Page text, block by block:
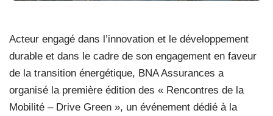
Acteur engagé dans l’innovation et le développement
durable et dans le cadre de son engagement en faveur
de la transition énergétique, BNA Assurances a
organisé la première édition des « Rencontres de la
Mobilité – Drive Green », un événement dédié à la